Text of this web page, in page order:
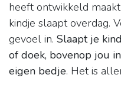
heeft ontwikkeld
kindje slaapt overdag.
gevoel in. Slaapt je
of doek, bovenop jou
eigen bedje. Het is